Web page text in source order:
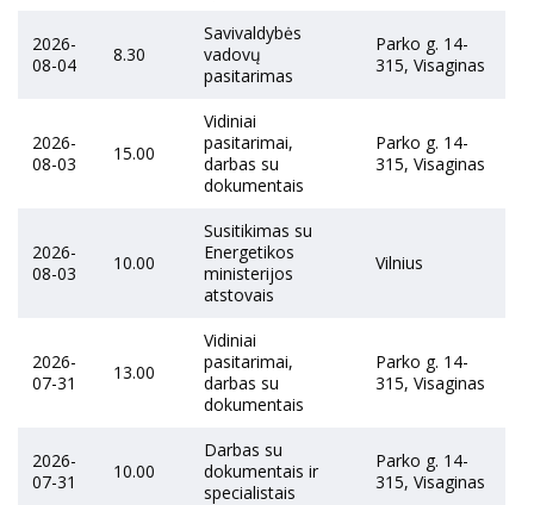
2026-
08-04
8.30
Savivaldybės
vadovų
pasitarimas
Parko g. 14-
315, Visaginas
2026-
08-03
15.00
Vidiniai
pasitarimai,
darbas su
dokumentais
Parko g. 14-
315, Visaginas
2026-
08-03
10.00
Susitikimas su
Energetikos
ministerijos
atstovais
Vilnius
2026-
07-31
13.00
Vidiniai
pasitarimai,
darbas su
dokumentais
Parko g. 14-
315, Visaginas
2026-
07-31
10.00
Darbas su
dokumentais ir
specialistais
Parko g. 14-
315, Visaginas